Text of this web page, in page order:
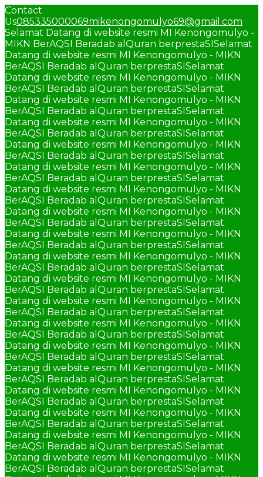
Contact
Us085335000069mikenongomulyo69@gmail.com
Selamat Datang di website resmi MI Kenongomulyo -
MIKN BerAQSI Beradab alQuran berprestaSISelamat
Datang di website resmi MI Kenongomulyo - MIKN
BerAQSI Beradab alQuran berprestaSISelamat
Datang di website resmi MI Kenongomulyo - MIKN
BerAQSI Beradab alQuran berprestaSISelamat
Datang di website resmi MI Kenongomulyo - MIKN
BerAQSI Beradab alQuran berprestaSISelamat
Datang di website resmi MI Kenongomulyo - MIKN
BerAQSI Beradab alQuran berprestaSISelamat
Datang di website resmi MI Kenongomulyo - MIKN
BerAQSI Beradab alQuran berprestaSISelamat
Datang di website resmi MI Kenongomulyo - MIKN
BerAQSI Beradab alQuran berprestaSISelamat
Datang di website resmi MI Kenongomulyo - MIKN
BerAQSI Beradab alQuran berprestaSISelamat
Datang di website resmi MI Kenongomulyo - MIKN
BerAQSI Beradab alQuran berprestaSISelamat
Datang di website resmi MI Kenongomulyo - MIKN
BerAQSI Beradab alQuran berprestaSISelamat
Datang di website resmi MI Kenongomulyo - MIKN
BerAQSI Beradab alQuran berprestaSISelamat
Datang di website resmi MI Kenongomulyo - MIKN
BerAQSI Beradab alQuran berprestaSISelamat
Datang di website resmi MI Kenongomulyo - MIKN
BerAQSI Beradab alQuran berprestaSISelamat
Datang di website resmi MI Kenongomulyo - MIKN
BerAQSI Beradab alQuran berprestaSISelamat
Datang di website resmi MI Kenongomulyo - MIKN
BerAQSI Beradab alQuran berprestaSISelamat
Datang di website resmi MI Kenongomulyo - MIKN
BerAQSI Beradab alQuran berprestaSISelamat
Datang di website resmi MI Kenongomulyo - MIKN
BerAQSI Beradab alQuran berprestaSISelamat
Datang di website resmi MI Kenongomulyo - MIKN
BerAQSI Beradab alQuran berprestaSISelamat
Datang di website resmi MI Kenongomulyo - MIKN
BerAQSI Beradab alQuran berprestaSISelamat
Datang di website resmi MI Kenongomulyo - MIKN
BerAQSI Beradab alQuran berprestaSISelamat